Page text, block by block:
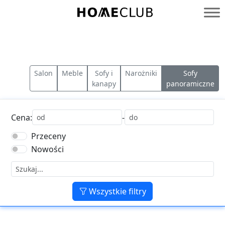
Homeclub
Salon Meble
Sofy i
kanapy
Narożniki
Sofy
panoramiczne
Cena:
-
Przeceny
Nowości
Wszystkie filtry